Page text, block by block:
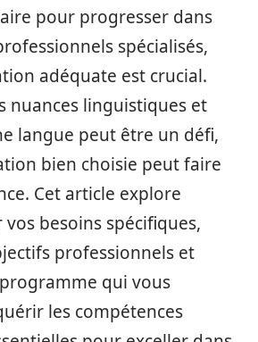
pour progresser dans
spécialisés,
adéquate est crucial.
nuances linguistiques et
langue peut être un défi,
bien choisie peut faire
Cet article explore
besoins spécifiques,
professionnels et
qui vous
les compétences